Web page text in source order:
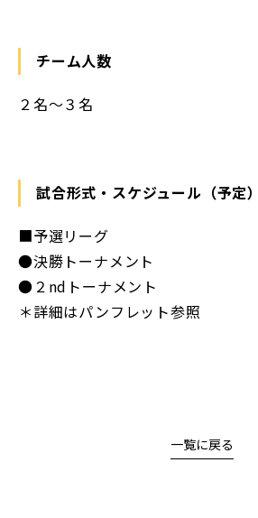
チーム人数
２名～３名
試合形式・スケジュール（予定）
■予選リーグ
●決勝トーナメント
●２ndトーナメント
＊詳細はパンフレット参照
一覧に戻る